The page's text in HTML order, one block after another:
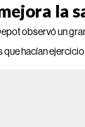
la
observó un
que hacían ejercicio.